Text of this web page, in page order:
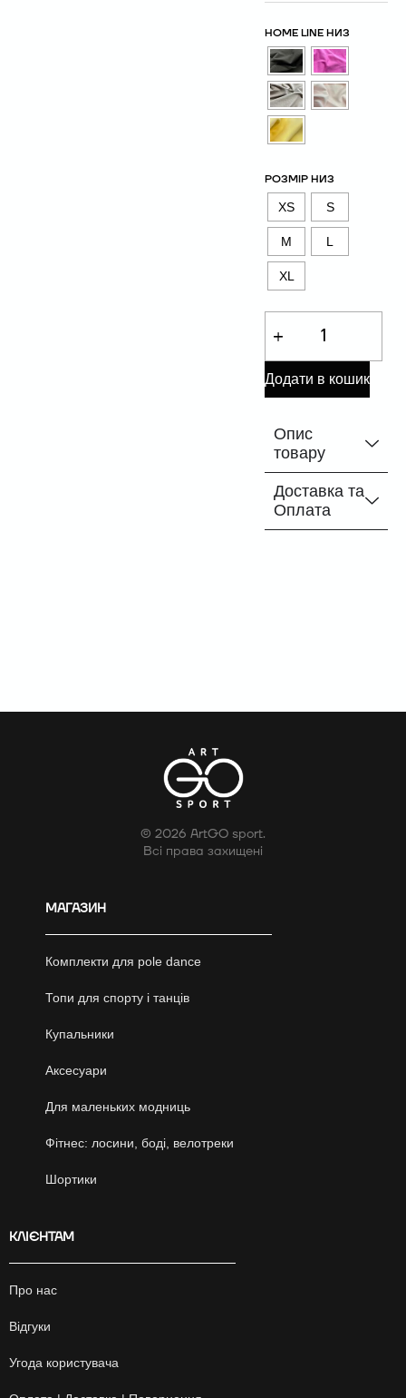
HOME LINE НИЗ
РОЗМІР НИЗ
XS S
M L
XL
Додати в кошик
Опис
товару
Доставка та
Оплата
© 2026 ArtGO sport.
Всі права захищені
МАГАЗИН
Комплекти для pole dance
Топи для спорту і танців
Купальники
Аксесуари
Для маленьких модниць
Фітнес: лосини, боді, велотреки
Шортики
КЛІЄНТАМ
Про нас
Відгуки
Угода користувача